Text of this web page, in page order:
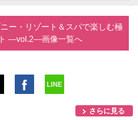
ー・リゾート＆スパで楽しむ極
ト ―vol.2―画像一覧へ
さらに見る